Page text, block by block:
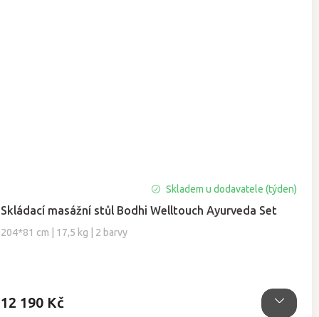
Skládací masážní stůl Bodhi Welltouch Ayurveda Set
204*81 cm | 17,5 kg | 2 barvy
Skladem u dodavatele (týden)
12 190 Kč